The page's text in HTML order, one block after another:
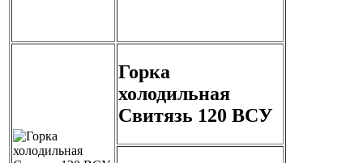
Горка
холодильная
Свитязь 120 ВСУ